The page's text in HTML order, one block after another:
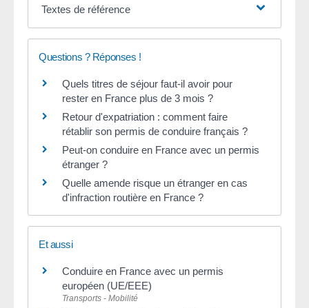
Textes de référence
Questions ? Réponses !
Quels titres de séjour faut-il avoir pour
rester en France plus de 3 mois ?
Retour d'expatriation : comment faire
rétablir son permis de conduire français ?
Peut-on conduire en France avec un permis
étranger ?
Quelle amende risque un étranger en cas
d'infraction routière en France ?
Et aussi
Conduire en France avec un permis
européen (UE/EEE)
Transports - Mobilité